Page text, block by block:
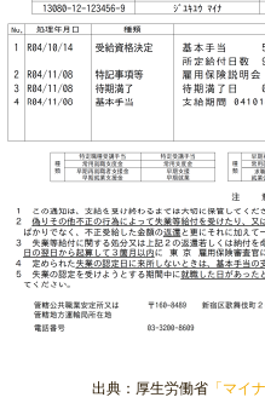
出典：厚生労働省「マイ